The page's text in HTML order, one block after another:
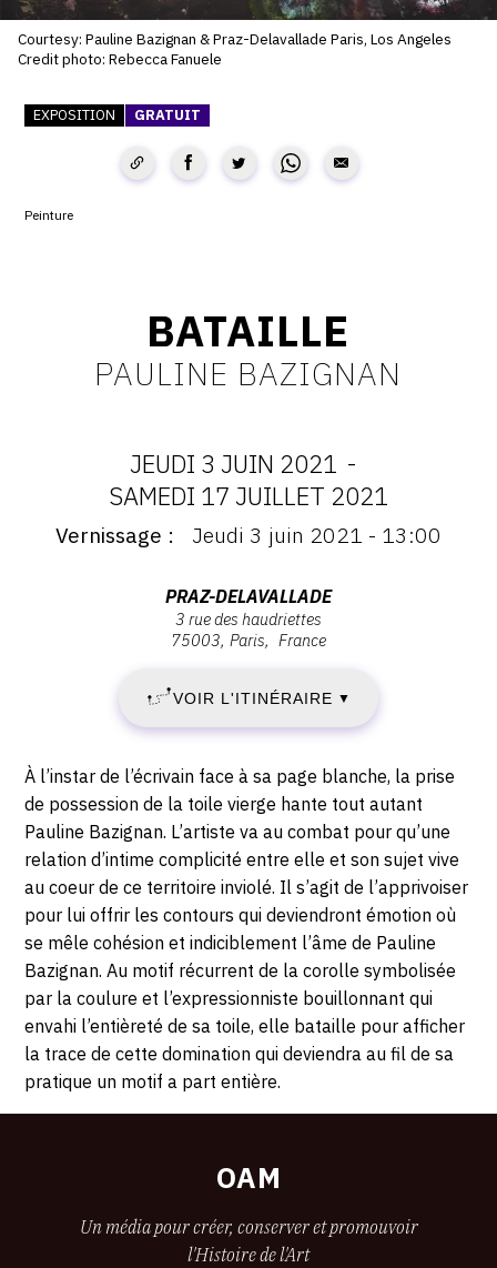
SERVICES
ABONNEMENTS DÉDIÉS AUX GALERISTES
CRÉER SON SITE ARTISTE
À PROPOS
À PROPOS D'OAM
CONTACT
CGV
SUIVEZ-NOUS
FACEBOOK
TWITTER
PINTEREST
Courtesy: Pauline Bazignan & Praz-Delavallade Paris, Los Angeles
Credit photo: Rebecca Fanuele
EXPOSITION GRATUIT
Peinture
BATAILLE
PAULINE BAZIGNAN
DATES
:
JEUDI
3
JUIN
2021
-
SAMEDI
17
JUILLET
2021
JEUDI 3 JUIN 2021 -
SAMEDI 17 JUILLET 2021
Vernissage
Vernissage Jeudi 3 juin 2021 - 13:00
DELAVALLADE,
des
Haudriettes,
75003
Paris
PRAZ-DELAVALLADE
3 rue des haudriettes
75003 Paris France
VOIR L'ITINÉRAIRE ▼
Description,
horaires...
À l’instar de l’écrivain face à sa page blanche, la prise
de possession de la toile vierge hante tout autant
Pauline Bazignan. L’artiste va au combat pour qu’une
relation d’intime complicité entre elle et son sujet vive
au coeur de ce territoire inviolé. Il s’agit de l’apprivoiser
pour lui offrir les contours qui deviendront émotion où
se mêle cohésion et indiciblement l’âme de Pauline
Bazignan. Au motif récurrent de la corolle symbolisée
par la coulure et l’expressionniste bouillonnant qui
envahi l’entièreté de sa toile, elle bataille pour afficher
la trace de cette domination qui deviendra au fil de sa
pratique un motif a part entière.
OAM
Un média pour créer, conserver et promouvoir
l'Histoire de l'Art